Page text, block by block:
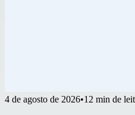
4 de agosto de 2026•12 min de